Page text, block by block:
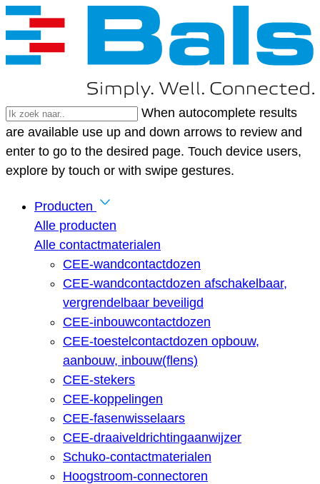
When autocomplete results
are available use up and down arrows to review and
enter to go to the desired page. Touch device users,
explore by touch or with swipe gestures.
Producten
Alle producten
Alle contactmaterialen
CEE-wandcontactdozen
CEE-wandcontactdozen afschakelbaar,
vergrendelbaar beveiligd
CEE-inbouwcontactdozen
CEE-toestelcontactdozen opbouw,
aanbouw, inbouw(flens)
CEE-stekers
CEE-koppelingen
CEE-fasenwisselaars
CEE-draaiveldrichtingaanwijzer
Schuko-contactmaterialen
Hoogstroom-connectoren